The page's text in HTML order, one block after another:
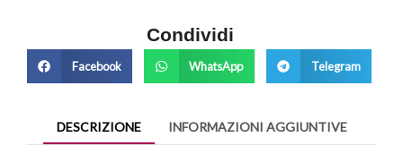
Condividi
Facebook WhatsApp Telegram
DESCRIZIONE INFORMAZIONI AGGIUNTIVE